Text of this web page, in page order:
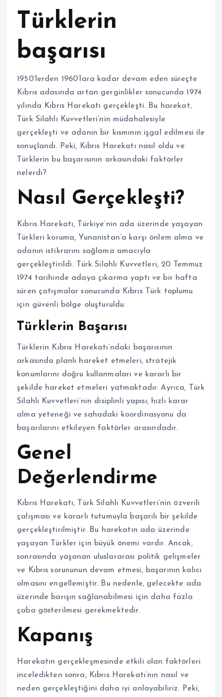
Türklerin
başarısı
1950’lerden 1960’lara kadar devam eden süreçte
Kıbrıs adasında artan gerginlikler sonucunda 1974
yılında Kıbrıs Harekatı gerçekleşti. Bu harekat,
Türk Silahlı Kuvvetleri’nin müdahalesiyle
gerçekleşti ve adanın bir kısmının işgal edilmesi ile
sonuçlandı. Peki, Kıbrıs Harekatı nasıl oldu ve
Türklerin bu başarısının arkasındaki faktörler
nelerdi?
Nasıl Gerçekleşti?
Kıbrıs Harekatı, Türkiye’nin ada üzerinde yaşayan
Türkleri koruma, Yunanistan’a karşı önlem alma ve
adanın istikrarını sağlama amacıyla
gerçekleştirildi. Türk Silahlı Kuvvetleri, 20 Temmuz
1974 tarihinde adaya çıkarma yaptı ve bir hafta
süren çatışmalar sonucunda Kıbrıs Türk toplumu
için güvenli bölge oluşturuldu.
Türklerin Başarısı
Türklerin Kıbrıs Harekatı’ndaki başarısının
arkasında planlı hareket etmeleri, stratejik
konumlarını doğru kullanmaları ve kararlı bir
şekilde hareket etmeleri yatmaktadır. Ayrıca, Türk
Silahlı Kuvvetleri’nin disiplinli yapısı, hızlı karar
alma yeteneği ve sahadaki koordinasyonu da
başarılarını etkileyen faktörler arasındadır.
Genel
Değerlendirme
Kıbrıs Harekatı, Türk Silahlı Kuvvetleri’nin özverili
çalışması ve kararlı tutumuyla başarılı bir şekilde
gerçekleştirilmiştir. Bu harekatın ada üzerinde
yaşayan Türkler için büyük önemi vardır. Ancak,
sonrasında yaşanan uluslararası politik gelişmeler
ve Kıbrıs sorununun devam etmesi, başarının kalıcı
olmasını engellemiştir. Bu nedenle, gelecekte ada
üzerinde barışın sağlanabilmesi için daha fazla
çaba gösterilmesi gerekmektedir.
Kapanış
Harekatın gerçekleşmesinde etkili olan faktörleri
inceledikten sonra, Kıbrıs Harekatı’nın nasıl ve
neden gerçekleştiğini daha iyi anlayabiliriz. Peki,